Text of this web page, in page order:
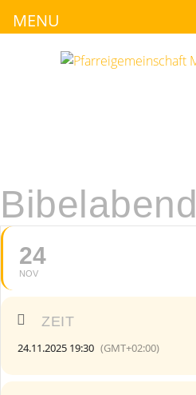
Bibelabend
24
NOV
ZEIT
24.11.2025 19:30 (GMT+02:00)
MENU